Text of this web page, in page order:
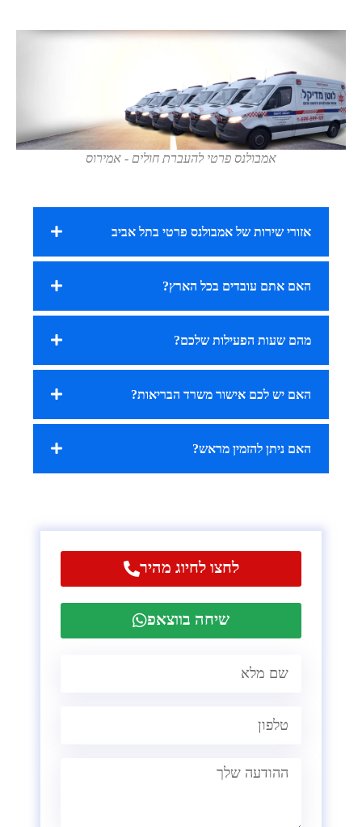
אמבולנס פרטי להעברת חולים - אמירוס
אזורי שירות של אמבולנס פרטי בתל אביב
האם אתם עובדים בכל הארץ?
מהם שעות הפעילות שלכם?
האם יש לכם אישור משרד הבריאות?
האם ניתן להזמין מראש?
לחצו לחיוג מהיר
שיחה בווצאפ